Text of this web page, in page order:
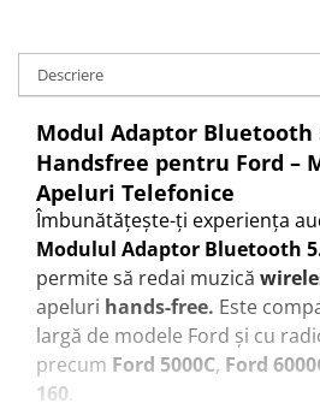
Descriere
Modul Adaptor Bluetooth
Handsfree pentru Ford –
Apeluri Telefonice
Îmbunătățește-ți experiența
Modulul Adaptor Bluetooth
permite să redai muzică
apeluri hands-free. Este
largă de modele Ford și cu
precum Ford 5000C, Ford
160